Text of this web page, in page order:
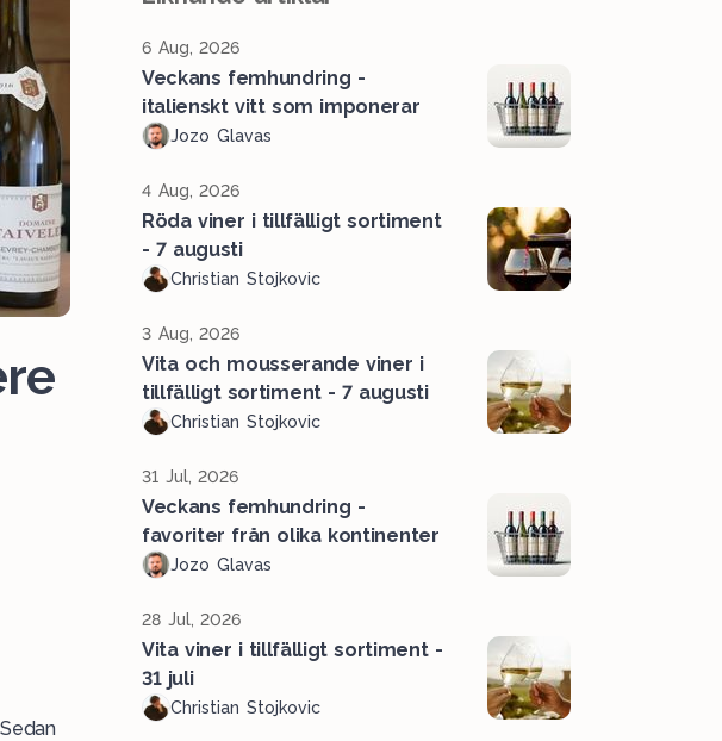
6 Aug, 2026
Veckans femhundring -
italienskt vitt som imponerar
Jozo Glavas
4 Aug, 2026
Röda viner i tillfälligt sortiment
- 7 augusti
Christian Stojkovic
3 Aug, 2026
Vita och mousserande viner i
tillfälligt sortiment - 7 augusti
Christian Stojkovic
31 Jul, 2026
Veckans femhundring -
favoriter från olika kontinenter
Jozo Glavas
28 Jul, 2026
Vita viner i tillfälligt sortiment -
31 juli
Christian Stojkovic